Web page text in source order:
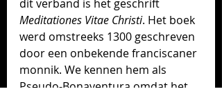
dit verband is het geschrift
Meditationes Vitae Christi. Het boek
werd omstreeks 1300 geschreven
door een onbekende franciscaner
monnik. We kennen hem als
Pseudo-Bonaventura omdat het